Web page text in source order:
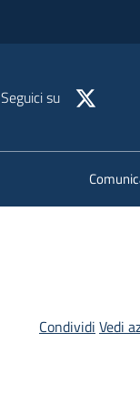
Seguici su
Condividi Vedi